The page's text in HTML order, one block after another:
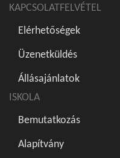
KAPCSOLATFELVÉTEL
Elérhetőségek
Üzenetküldés
Állásajánlatok
ISKOLA
Bemutatkozás
Alapítvány